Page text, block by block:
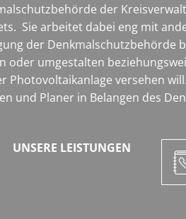
der
Sie arbeitet dabei eng mit
der Denkmalschutzbehörde
oder umgestalten
Photovoltaikanlage versehen
und Planer in Belangen des
UNSERE LEISTUNGEN